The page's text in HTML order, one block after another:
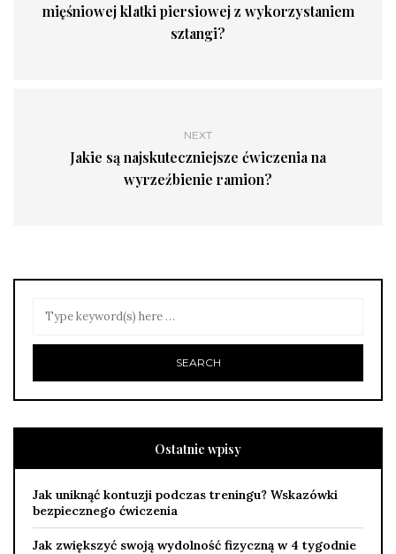
mięśniowej klatki piersiowej z wykorzystaniem
sztangi?
NEXT
Jakie są najskuteczniejsze ćwiczenia na
wyrzeźbienie ramion?
Ostatnie wpisy
Jak uniknąć kontuzji podczas treningu? Wskazówki
bezpiecznego ćwiczenia
Jak zwiększyć swoją wydolność fizyczną w 4 tygodnie